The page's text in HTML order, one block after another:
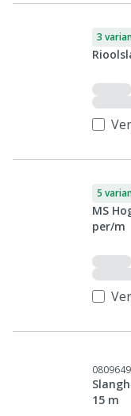
3
5
MS
per/m
0809649
15 m